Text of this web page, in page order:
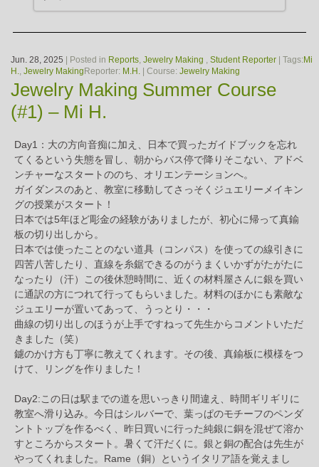
Jun. 28, 2025 | Posted in Reports, Jewelry Making , Student Reporter | Tags: Mi
H., Jewelry Making Reporter: M.H. | Course: Jewelry Making
Jewelry Making Summer Course
(#1) – Mi H.
Day1：大の方向音痴に加え、日本で買ったガイドブックを忘れ
てくるという失態を冒し、朝からバス停で降りそこない、アドベ
ンチャーなスタートののち、オリエンテーションへ。
ガイダンスのあと、教室に移動してさっそくジュエリーメイキン
グの授業がスタート！
日本では5年ほど彫金の経験がありましたが、初心に帰って真鍮
板の切り出しから。
日本では使ったことのない道具（コンパス）を使っての線引きに
四苦八苦したり、直線を糸鋸できるのがうまくいかずがたがたに
なったり（汗）この後休憩時間に、近くの材料屋さんに銀を買い
に通訳の方につれて行ってもらいました。材料のほかにも素敵な
ジュエリーが置いてあって、うっとり・・・
曲線の切り出しのほうが上手ですねって先生からコメントいただ
きました（笑）
鑢のかけ方も丁寧に教えてくれます。その後、真鍮板に模様をつ
けて、リングを作りました！
Day2:この日は駅までの道を思いっきり間違え、時間ギリギリに
教室へ滑り込み。今日はシルバーで、葉っぱのモチーフのペンダ
ントトップを作るべく、昨日買いに行った純銀に銅を混ぜて溶か
すところからスタート。暑くて汗だくに。銀と銅の配合は先生が
やってくれました。Rame（銅）というイタリア語を覚えまし